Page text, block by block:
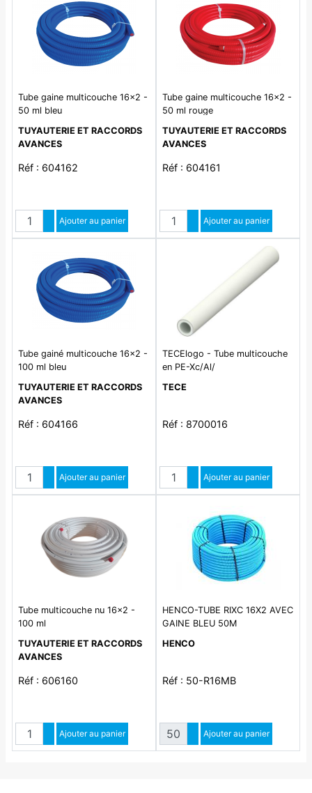
Tube gaine multicouche 16x2 -
50 ml bleu
TUYAUTERIE ET RACCORDS
AVANCES
Réf : 604162
QuantitéAugmenter quantité
Diminuer quantité
Ajouter au panier
Tube gaine multicouche 16x2 -
50 ml rouge
TUYAUTERIE ET RACCORDS
AVANCES
Réf : 604161
QuantitéAugmenter quantité
Diminuer quantité
Ajouter au panier
Tube gainé multicouche 16x2 -
100 ml bleu
TUYAUTERIE ET RACCORDS
AVANCES
Réf : 604166
QuantitéAugmenter quantité
Diminuer quantité
Ajouter au panier
TECElogo - Tube multicouche
en PE-Xc/Al/
TECE
Réf : 8700016
QuantitéAugmenter quantité
Diminuer quantité
Ajouter au panier
Tube multicouche nu 16x2 -
100 ml
TUYAUTERIE ET RACCORDS
AVANCES
Réf : 606160
QuantitéAugmenter quantité
Diminuer quantité
Ajouter au panier
HENCO-TUBE RIXC 16X2 AVEC
GAINE BLEU 50M
HENCO
Réf : 50-R16MB
QuantitéAugmenter quantité
Diminuer quantité
Ajouter au panier